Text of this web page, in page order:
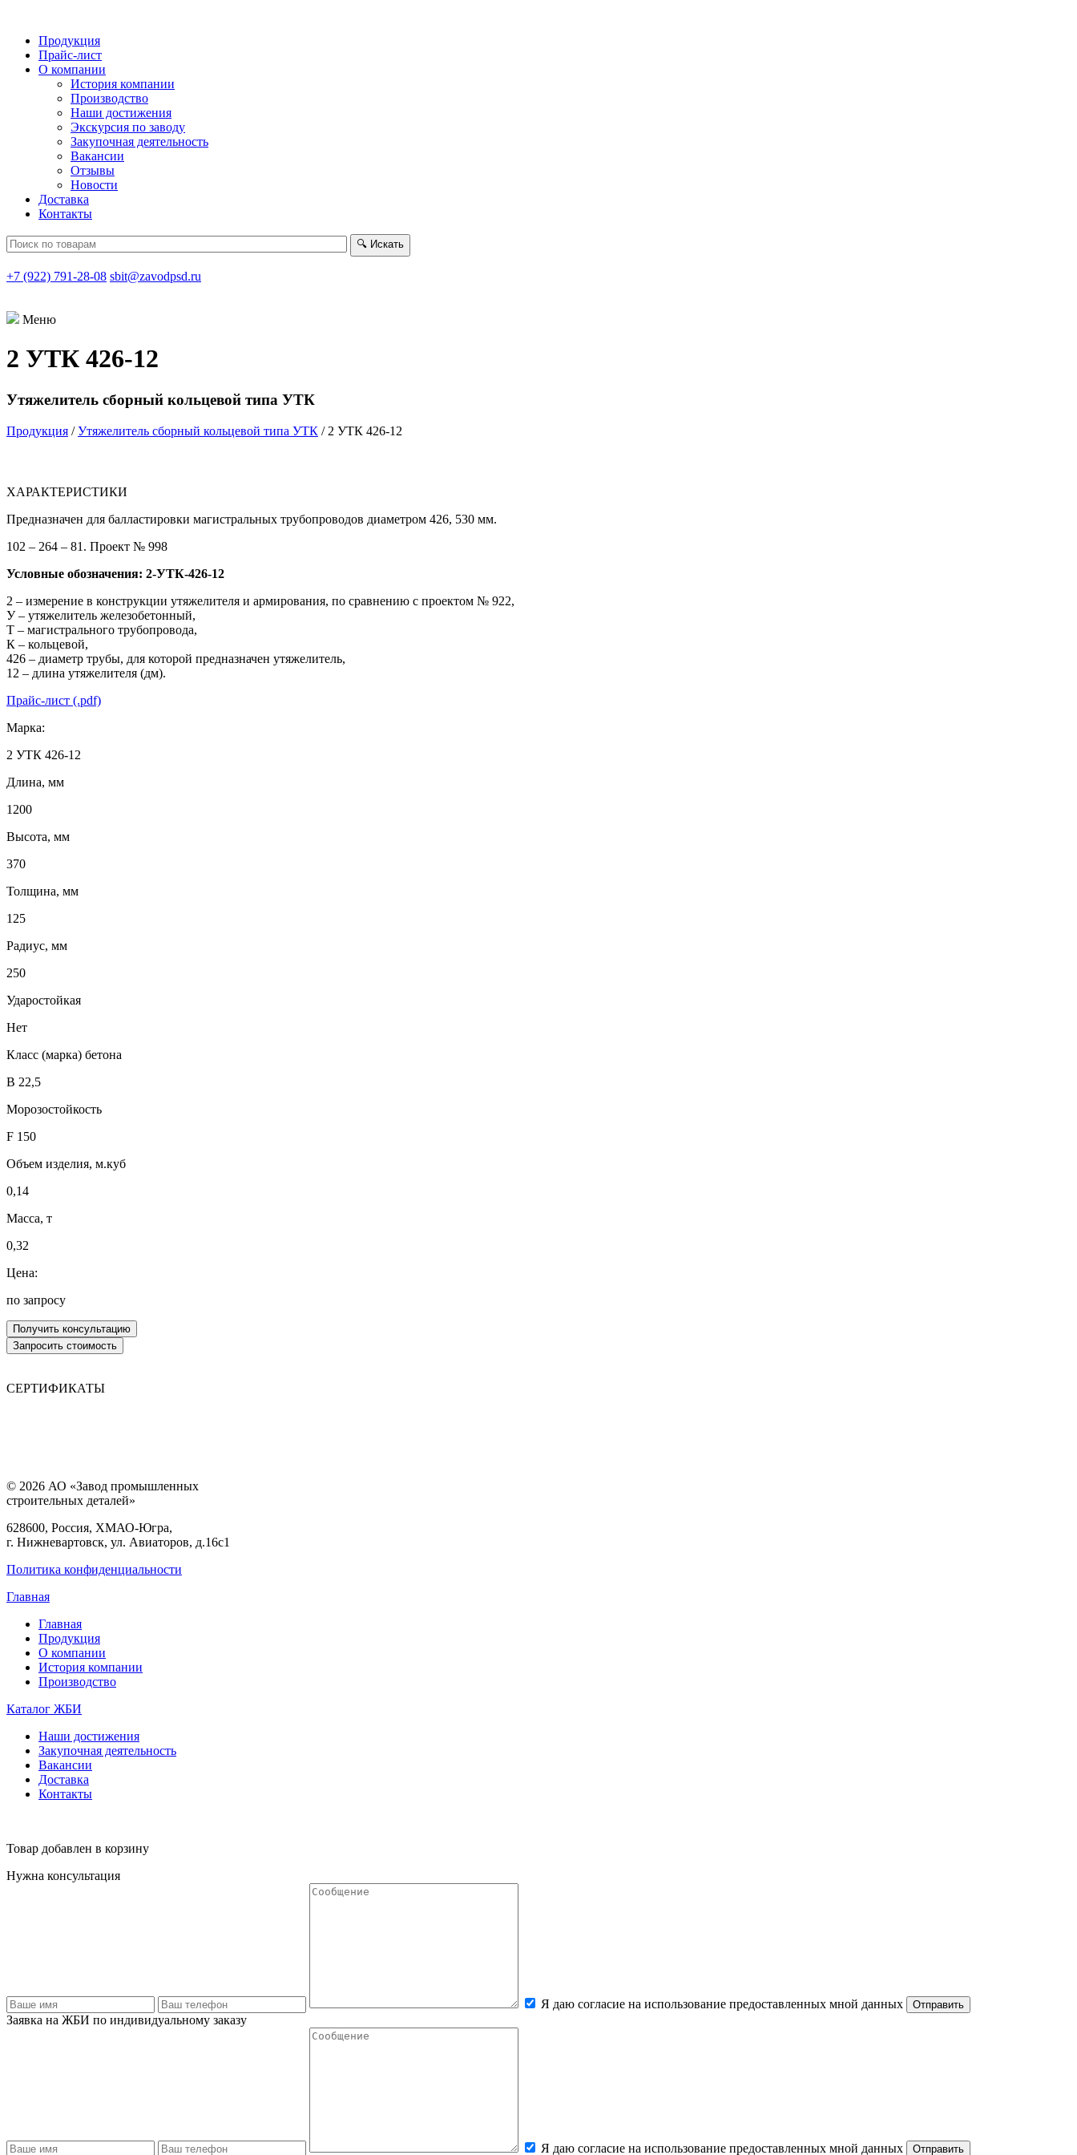
Продукция
Прайс-лист
О компании
История компании
Производство
Наши достижения
Экскурсия по заводу
Закупочная деятельность
Вакансии
Отзывы
Новости
Доставка
Контакты
🔍 Искать
+7 (922) 791-28-08 sbit@zavodpsd.ru
Меню
2 УТК 426-12
Утяжелитель сборный кольцевой типа УТК
Продукция /Утяжелитель сборный кольцевой типа УТК / 2 УТК 426-12
ХАРАКТЕРИСТИКИ
Предназначен для балластировки магистральных трубопроводов диаметром 426, 530 мм.
102 – 264 – 81. Проект № 998
Условные обозначения: 2-УТК-426-12
2 – измерение в конструкции утяжелителя и армирования, по сравнению с проектом № 922,
У – утяжелитель железобетонный,
Т – магистрального трубопровода,
К – кольцевой,
426 – диаметр трубы, для которой предназначен утяжелитель,
12 – длина утяжелителя (дм).
Прайс-лист (.pdf)
Марка:
2 УТК 426-12
Длина, мм
1200
Высота, мм
370
Толщина, мм
125
Радиус, мм
250
Ударостойкая
Нет
Класс (марка) бетона
В 22,5
Морозостойкость
F 150
Объем изделия, м.куб
0,14
Масса, т
0,32
Цена:
по запросу
СЕРТИФИКАТЫ
© 2026 АО «Завод промышленных
строительных деталей»
628600, Россия, ХМАО-Югра,
г. Нижневартовск, ул. Авиаторов, д.16с1
Политика конфиденциальности
Главная
Главная
Продукция
О компании
История компании
Производство
Каталог ЖБИ
Наши достижения
Закупочная деятельность
Вакансии
Доставка
Контакты
Товар добавлен в корзину
Нужна консультация
Я даю согласие на использование предоставленных мной данных
Заявка на ЖБИ по индивидуальному заказу
Я даю согласие на использование предоставленных мной данных